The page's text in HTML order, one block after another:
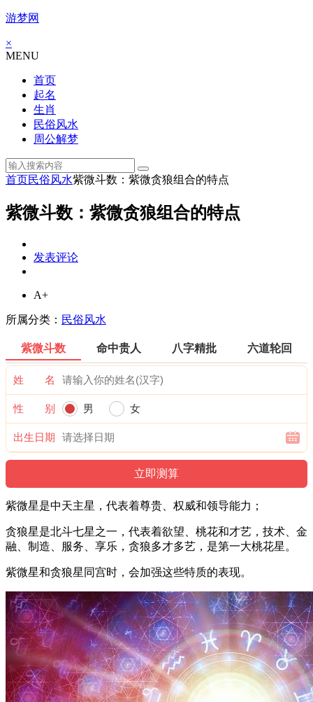
游梦网
×
MENU
首页
起名
生肖
民俗风水
周公解梦
首页民俗风水紫微斗数：紫微贪狼组合的特点
紫微斗数：紫微贪狼组合的特点
发表评论
A+
所属分类： 民俗风水
紫微斗数 命中贵人 八字精批 六道轮回
姓 名
性 别 男 女
出生日期
紫微星是中天主星，代表着尊贵、权威和领导能力；
贪狼星是北斗七星之一，代表着欲望、桃花和才艺，技术、金
融、制造、服务、享乐，贪狼多才多艺，是第一大桃花星。
紫微星和贪狼星同宫时，会加强这些特质的表现。